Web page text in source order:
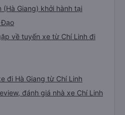
(Hà Giang) khởi hành tại
về tuyến xe từ Chí Linh đi
đi Hà Giang từ Chí Linh
đánh giá nhà xe Chí Linh